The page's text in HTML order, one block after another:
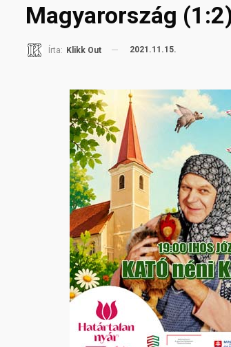
Magyarország
Írta: Klikk Out 2021.11.15.